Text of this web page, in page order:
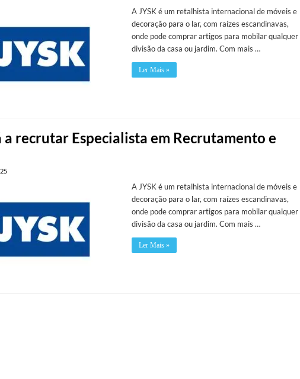
A JYSK é um retalhista internacional de móveis e
decoração para o lar, com raízes escandinavas,
onde pode comprar artigos para mobilar qualquer
divisão da casa ou jardim. Com mais …
Ler Mais »
a recrutar Especialista em Recrutamento e
A JYSK é um retalhista internacional de móveis e
decoração para o lar, com raízes escandinavas,
onde pode comprar artigos para mobilar qualquer
divisão da casa ou jardim. Com mais …
Ler Mais »